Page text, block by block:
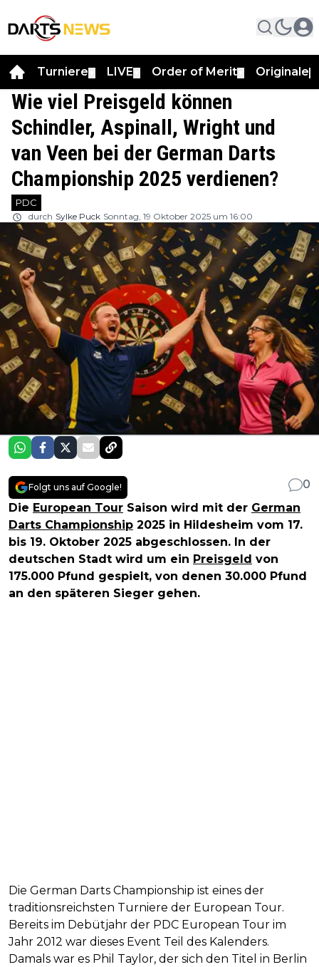
Turniere LIVE Order of Merit Originale
Wie viel Preisgeld können
Schindler, Aspinall, Wright und
van Veen bei der German Darts
Championship 2025 verdienen?
PDC
durch Sylke Puck Sonntag, 19 Oktober 2025 um 16:00
Folgt uns auf Google!
0
Die European Tour Saison wird mit der German
Darts Championship 2025 in Hildesheim vom 17.
bis 19. Oktober 2025 abgeschlossen. In der
deutschen Stadt wird um ein Preisgeld von
175.000 Pfund gespielt, von denen 30.000 Pfund
an den späteren Sieger gehen.
Die German Darts Championship ist eines der
traditionsreichsten Turniere der European Tour.
Bereits im Debütjahr der PDC European Tour im
Jahr 2012 war dieses Event Teil des Kalenders.
Damals war es Phil Taylor, der sich den Titel in Berlin